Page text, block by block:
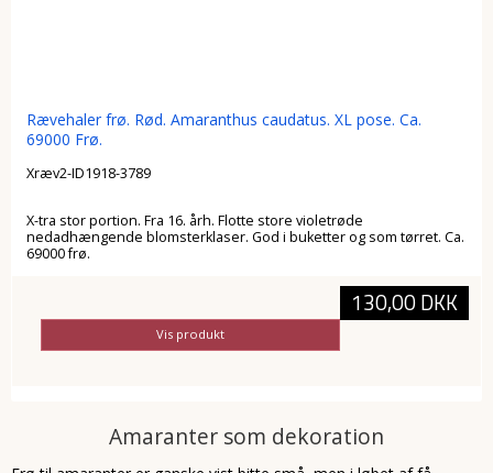
Rævehaler frø. Rød. Amaranthus caudatus. XL pose. Ca.
69000 Frø.
Xræv2-ID1918-3789
X-tra stor portion. Fra 16. årh. Flotte store violetrøde
nedadhængende blomsterklaser. God i buketter og som tørret. Ca.
69000 frø.
130,00 DKK
Vis produkt
Amaranter som dekoration